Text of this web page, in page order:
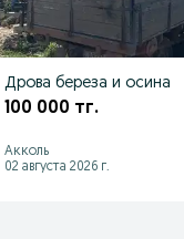
Дрова береза и осина
100 000 тг.
Акколь
02 августа 2026 г.